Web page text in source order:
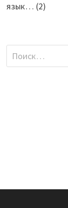
язык… (2)
Найти: